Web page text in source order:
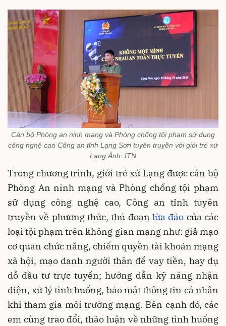
Cán bộ Phòng an ninh mạng và Phòng chống tội phạm sử dụng
công nghệ cao Công an tỉnh Lạng Sơn tuyên truyền với giới trẻ xứ
Lạng.Ảnh: ITN
Trong chương trình, giới trẻ xứ Lạng được cán bộ
Phòng An ninh mạng và Phòng chống tội phạm
sử dụng công nghệ cao, Công an tỉnh tuyên
truyền về phương thức, thủ đoạn lừa đảo của các
loại tội phạm trên không gian mạng như: giả mạo
cơ quan chức năng, chiếm quyền tài khoản mạng
xã hội, mạo danh người thân để vay tiền, hay dụ
dỗ đầu tư trực tuyến; hướng dẫn kỹ năng nhận
diện, xử lý tình huống, bảo mật thông tin cá nhân
khi tham gia môi trường mạng. Bên cạnh đó, các
em cùng trao đổi, thảo luận về những tình huống